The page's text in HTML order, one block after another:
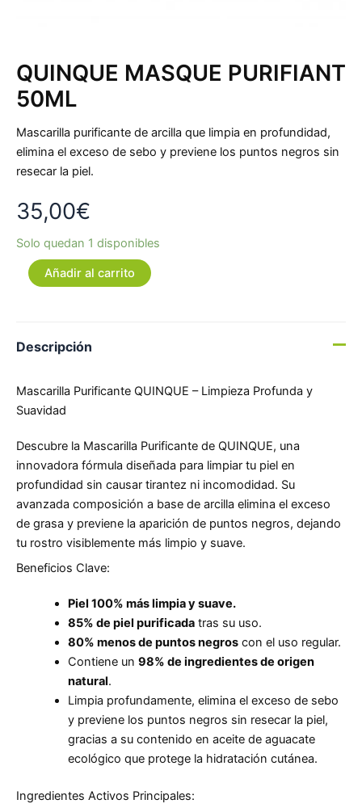
QUINQUE MASQUE PURIFIANT
50ML
Mascarilla purificante de arcilla que limpia en profundidad,
elimina el exceso de sebo y previene los puntos negros sin
resecar la piel.
35,00€
Solo quedan 1 disponibles
Añadir al carrito
Descripción
Mascarilla Purificante QUINQUE – Limpieza Profunda y
Suavidad
Descubre la Mascarilla Purificante de QUINQUE, una
innovadora fórmula diseñada para limpiar tu piel en
profundidad sin causar tirantez ni incomodidad. Su
avanzada composición a base de arcilla elimina el exceso
de grasa y previene la aparición de puntos negros, dejando
tu rostro visiblemente más limpio y suave.
Beneficios Clave:
Piel 100% más limpia y suave.
85% de piel purificadatras su uso.
80% menos de puntos negroscon el uso regular.
Contiene un 98% de ingredientes de origen
natural.
Limpia profundamente, elimina el exceso de sebo
y previene los puntos negros sin resecar la piel,
gracias a su contenido en aceite de aguacate
ecológico que protege la hidratación cutánea.
Ingredientes Activos Principales: